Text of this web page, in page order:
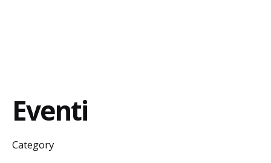
Eventi
Category